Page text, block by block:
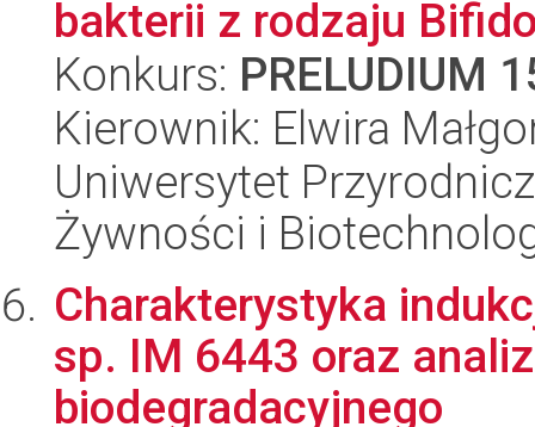
bakterii z rodzaju
Konkurs: PRELUDIUM
Kierownik: Elwira
Uniwersytet
Żywności i
Charakterystyka
sp. IM 6443 oraz
biodegradacyjnego